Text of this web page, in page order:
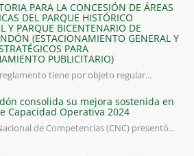
PARA LA CONCESIÓN DE ÁREAS
DEL PARQUE HISTÓRICO
Y PARQUE BICENTENARIO DE
(ESTACIONAMIENTO GENERAL Y
PARA
PUBLICITARIO)
tiene por objeto regular...
consolida su mejora sostenida en
Capacidad Operativa 2024
de Competencias (CNC) presentó...